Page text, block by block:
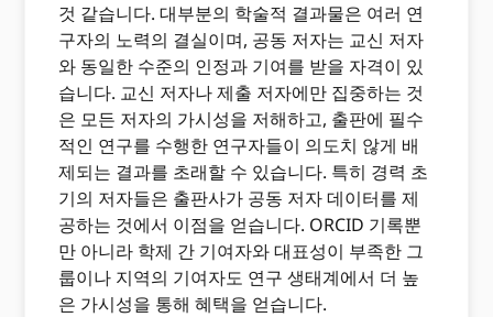
것 같습니다. 대부분의 학술적 결과물은 여러 연
구자의 노력의 결실이며, 공동 저자는 교신 저자
와 동일한 수준의 인정과 기여를 받을 자격이 있
습니다. 교신 저자나 제출 저자에만 집중하는 것
은 모든 저자의 가시성을 저해하고, 출판에 필수
적인 연구를 수행한 연구자들이 의도치 않게 배
제되는 결과를 초래할 수 있습니다. 특히 경력 초
기의 저자들은 출판사가 공동 저자 데이터를 제
공하는 것에서 이점을 얻습니다. ORCID 기록뿐
만 아니라 학제 간 기여자와 대표성이 부족한 그
룹이나 지역의 기여자도 연구 생태계에서 더 높
은 가시성을 통해 혜택을 얻습니다.